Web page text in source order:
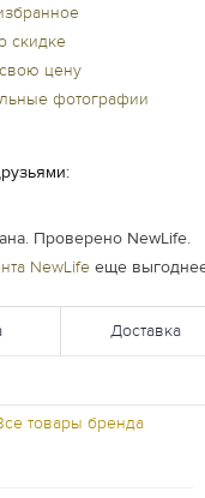
скидке
цену
фотографии
Проверено NewLife.
NewLifeеще
Доставка
товары бренда